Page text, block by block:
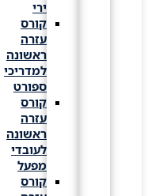
קורס
עזרה
ראשונה
למדריכי
ספורט
קורס
עזרה
ראשונה
לעובדי
מפעל
קורס